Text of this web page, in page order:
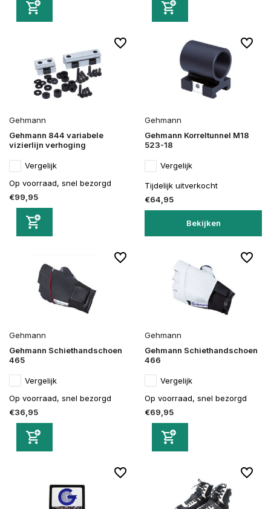
Gehmann
Gehmann 844 variabele
vizierlijn verhoging
Vergelijk
Op voorraad, snel bezorgd
€99,95
Gehmann
Gehmann Korreltunnel M18
523-18
Vergelijk
Tijdelijk uitverkocht
€64,95
Bekijken
Gehmann
Gehmann Schiethandschoen
465
Vergelijk
Op voorraad, snel bezorgd
€36,95
Gehmann
Gehmann Schiethandschoen
466
Vergelijk
Op voorraad, snel bezorgd
€69,95